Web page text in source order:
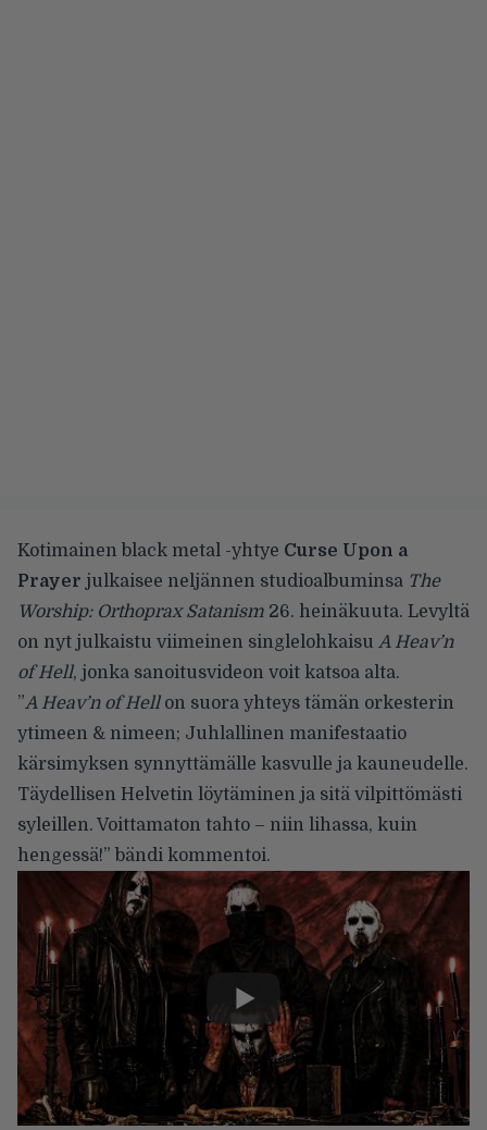
Kotimainen black metal -yhtye Curse Upon a
Prayer julkaisee neljännen studioalbuminsa The
Worship: Orthoprax Satanism 26. heinäkuuta. Levyltä
on nyt julkaistu viimeinen singlelohkaisu A Heav’n
of Hell, jonka sanoitusvideon voit katsoa alta.
”A Heav’n of Hellon suora yhteys tämän orkesterin
ytimeen & nimeen; Juhlallinen manifestaatio
kärsimyksen synnyttämälle kasvulle ja kauneudelle.
Täydellisen Helvetin löytäminen ja sitä vilpittömästi
syleillen. Voittamaton tahto – niin lihassa, kuin
hengessä!” bändi kommentoi.